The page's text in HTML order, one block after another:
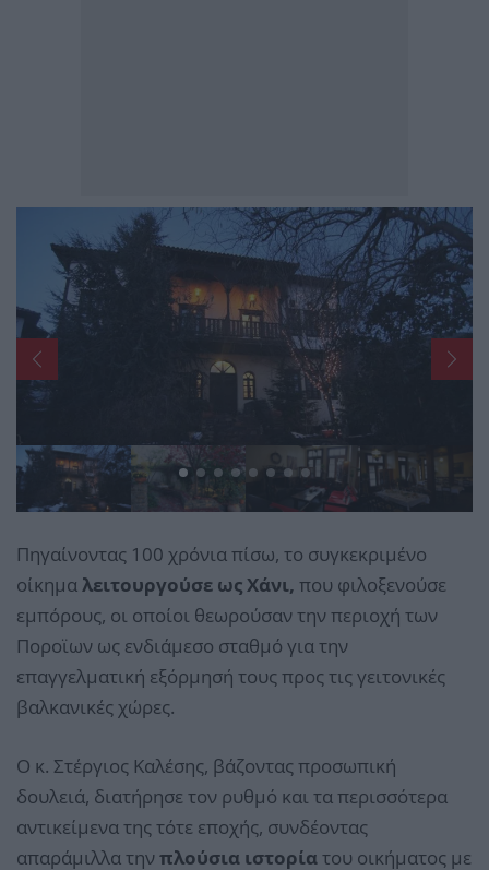
}
Πηγαίνοντας 100 χρόνια πίσω, το συγκεκριμένο
οίκημαλειτουργούσε ως Χάνι, που φιλοξενούσε
εμπόρους, οι οποίοι θεωρούσαν την περιοχή των
Ποροϊων ως ενδιάμεσο σταθμό για την
επαγγελματική εξόρμησή τους προς τις γειτονικές
βαλκανικές χώρες.
Ο κ. Στέργιος Καλέσης, βάζοντας προσωπική
δουλειά, διατήρησε τον ρυθμό και τα περισσότερα
αντικείμενα της τότε εποχής, συνδέοντας
απαράμιλλα τηνπλούσια ιστορίατου οικήματος με